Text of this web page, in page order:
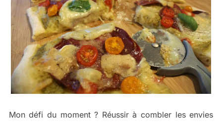
Mon défi du moment ? Réussir à combler les envies